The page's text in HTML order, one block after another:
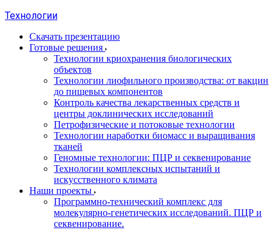
Технологии
Скачать презентацию
Готовые решения
Технологии криохранения биологических
объектов
Технологии лиофильного производства: от вакцин
до пищевых компонентов
Контроль качества лекарственных средств и
центры доклинических исследований
Петрофизические и потоковые технологии
Технологии наработки биомасс и выращивания
тканей
Геномные технологии: ПЦР и секвенирование
Технологии комплексных испытаний и
искусственного климата
Наши проекты
Программно-технический комплекс для
молекулярно-генетических исследований. ПЦР и
секвенирование.